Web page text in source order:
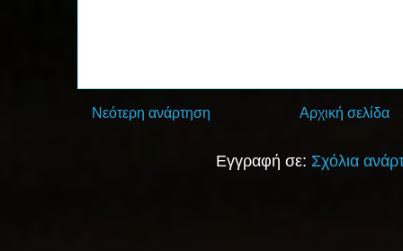
Νεότερη ανάρτηση Αρχική σελίδα
Εγγραφή σε: Σχόλια